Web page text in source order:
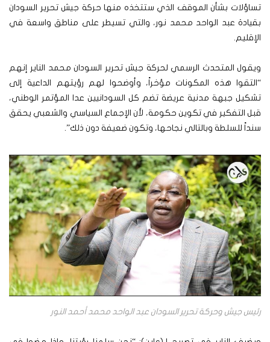
تساؤلات بشأن الموقف الذي ستتخذه منها حركة جيش تحرير السودان
بقيادة عبد الواحد محمد نور، والتي تسيطر على مناطق واسعة في
الإقليم.
ويقول المتحدث الرسمي لحركة جيش تحرير السودان محمد الناير إنهم
“التقوا هذه المكونات مؤخراً، وأوضحوا لهم رؤيتهم الداعية إلى
تشكيل جبهة مدنية عريضة تضم كل السودانيين عدا المؤتمر الوطني،
قبل التفكير في تكوين حكومة، لأن الإجماع السياسي والشعبي يحقق
سنداً للسلطة وبالتالي نجاحها، وتكون ضعيفة دون ذلك”.
رئيس جيش وحركة تحرير السودان عبد الواحد محمد أحمد النور